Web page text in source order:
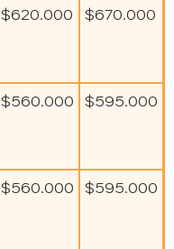
$620.000 $670.000
$560.000 $595.000
$560.000 $595.000